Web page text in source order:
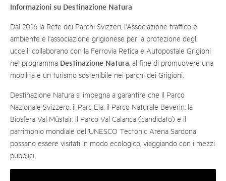
Informazioni su Destinazione Natura
Dal 2016 la Rete dei Parchi Svizzeri, l'Associazione traffico e
ambiente e l'associazione grigionese per la protezione degli
uccelli collaborano con la Ferrovia Retica e Autopostale Grigioni
nel programma Destinazione Natura , al fine di promuovere una
mobilità e un turismo sostenibile nei parchi dei Grigioni.
Destinazione Natura si impegna a garantire che il Parco
Nazionale Svizzero, il Parc Ela, il Parco Naturale Beverin, la
Biosfera Val Müstair, il Parco Val Calanca (candidato) e il
patrimonio mondiale dell'UNESCO Tectonic Arena Sardona
possano essere visitati in modo ecologico, viaggiando con i mezzi
pubblici.